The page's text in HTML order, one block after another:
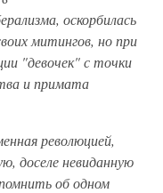
оскорбилась
митингов, но при
"девочек" с точки
и примата
революцией,
доселе невиданную
об одном